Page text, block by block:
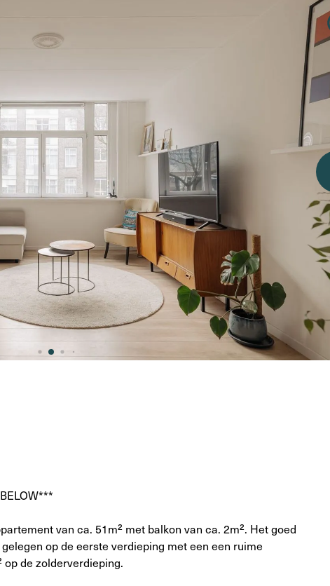
van ca. 51m² met balkon van ca. 2m². Het goed
op de eerste verdieping met een een ruime
de zolderverdieping.